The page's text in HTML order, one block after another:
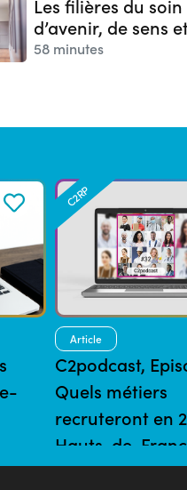
Les filières du
d’avenir, de sens
58 minutes
C2RP
Article
C2podcast,
Quels métiers
recruteront en
Hauts-de-
Jean Flamand